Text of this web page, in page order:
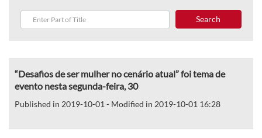
Search
“Desafios de ser mulher no cenário atual” foi tema de
evento nesta segunda-feira, 30
Published in 2019-10-01 - Modified in 2019-10-01 16:28